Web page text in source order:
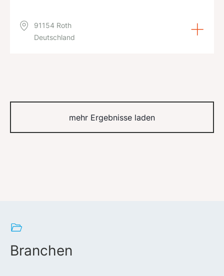
91154 Roth
Deutschland
mehr Ergebnisse laden
Branchen